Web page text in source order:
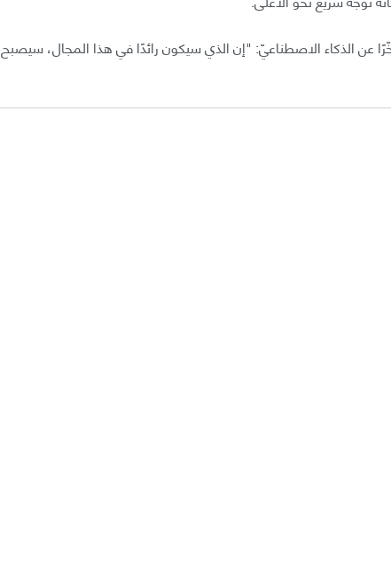
عن الذكاء الاصطناعيّ: "إن الذي سيكون رائدًا في هذا المجال، سيصبح